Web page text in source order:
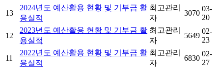
13
2024년도 예산활용 현황 및 기부금 활
용실적
최고관리
자
3070
03-
20
12
2023년도 예산활용 현황 및 기부금 활
용실적
최고관리
자
5649
02-
23
11
2022년도 예산활용 현황 및 기부금 활
용실적
최고관리
자
6830
02-
27